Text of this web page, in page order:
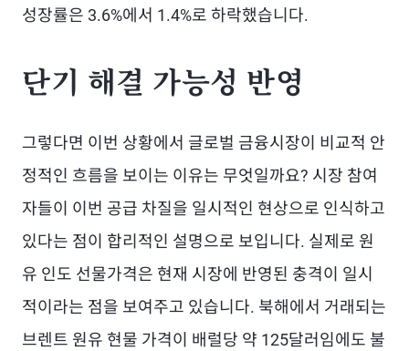
성장률은 3.6%에서 1.4%로 하락했습니다.
단기 해결 가능성 반영
그렇다면 이번 상황에서 글로벌 금융시장이 비교적 안
정적인 흐름을 보이는 이유는 무엇일까요? 시장 참여
자들이 이번 공급 차질을 일시적인 현상으로 인식하고
있다는 점이 합리적인 설명으로 보입니다. 실제로 원
유 인도 선물가격은 현재 시장에 반영된 충격이 일시
적이라는 점을 보여주고 있습니다. 북해에서 거래되는
브렌트 원유 현물 가격이 배럴당 약 125달러임에도 불